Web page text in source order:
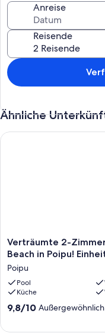
Anreise
Reisende
Ähnliche
Verträumte
2-
Wohnung
am
Kiahuna
Beach
Verträumte 2-
Beach in Poipu!
Poipu
Pool
Küche
9.8
9,8/10 Außergewöhnlich
Verträumte 2-Zimmer-